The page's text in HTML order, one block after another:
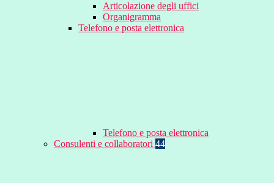
Articolazione degli uffici
Organigramma
Telefono e posta elettronica
Telefono e posta elettronica
Consulenti e collaboratori 44